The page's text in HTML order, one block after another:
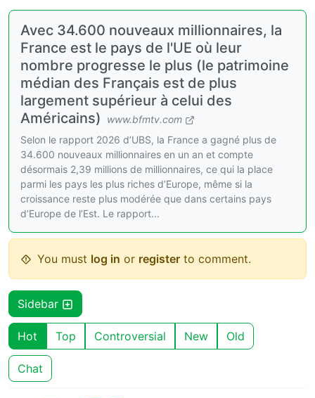
Avec 34.600 nouveaux millionnaires, la
France est le pays de l'UE où leur
nombre progresse le plus (le patrimoine
médian des Français est de plus
largement supérieur à celui des
Américains)
www.bfmtv.com
Selon le rapport 2026 d’UBS, la France a gagné plus de
34.600 nouveaux millionnaires en un an et compte
désormais 2,39 millions de millionnaires, ce qui la place
parmi les pays les plus riches d’Europe, même si la
croissance reste plus modérée que dans certains pays
d’Europe de l’Est. Le rapport...
You must log in or register to comment.
Sidebar
Hot Top Controversial New Old
Chat